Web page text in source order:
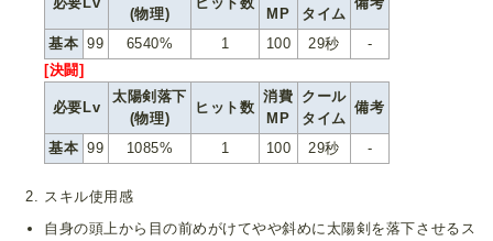
(物理)
MP
タイム
基本 99 6540% 1 100 29秒
-
[決闘]
必要Lv
太陽剣落下
(物理)
ヒット数
消費
MP
クール
タイム
備考
基本 99 1085% 1 100 29秒 -
スキル使用感
自身の頭上から目の前めがけてやや斜めに太陽剣を落下させるス